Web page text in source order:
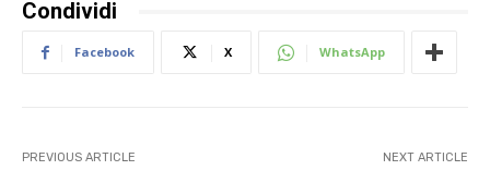
Condividi
Facebook X WhatsApp
PREVIOUS ARTICLE NEXT ARTICLE